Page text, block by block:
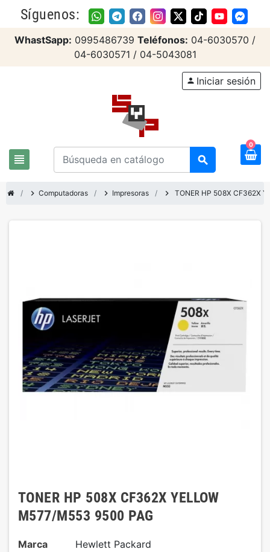
Síguenos:
WhastSapp: 0995486739 Teléfonos: 04-6030570 /
04-6030571 / 04-5043081
view_headline search
person Iniciar sesión
0
chevron_right Computadoras chevron_right Impresoras chevron_right TONER HP 508X CF362X
TONER HP 508X CF362X YELLOW
M577/M553 9500 PAG
Marca
Hewlett Packard